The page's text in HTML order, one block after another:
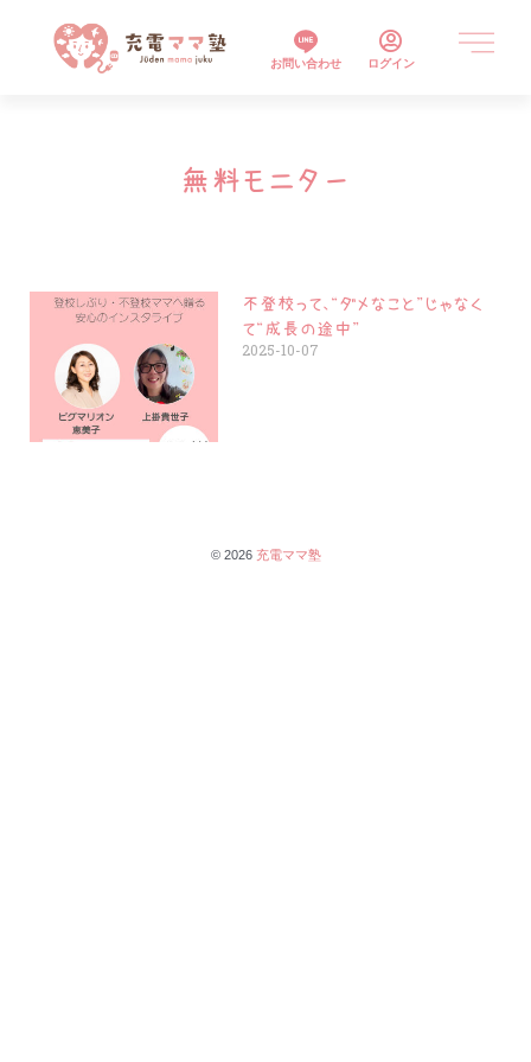
お問い合わせ ログイン
無料モニター
不登校って、“ダメなこと”じゃなく
て“成長の途中”
2025-10-07
© 2026 充電ママ塾